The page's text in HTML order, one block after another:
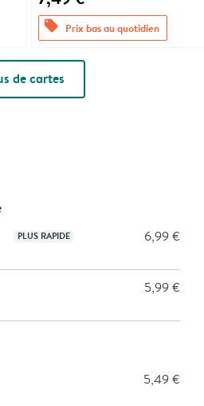
offers Prix bas au quotidien
de cartes
PLUS RAPIDE 6,99 €
5,99 €
5,49 €